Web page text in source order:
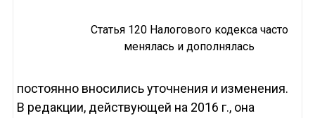
Статья 120 Налогового кодекса часто
менялась и дополнялась
постоянно вносились уточнения и изменения.
В редакции, действующей на 2016 г., она